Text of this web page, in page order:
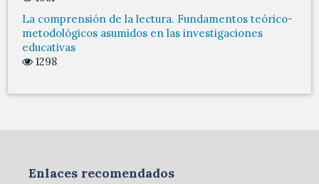
La comprensión de la lectura. Fundamentos teórico-
metodológicos asumidos en las investigaciones
educativas
1298
Enlaces recomendados